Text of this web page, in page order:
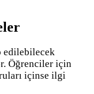
edilebilecek
Öğrenciler için
içinse ilgi